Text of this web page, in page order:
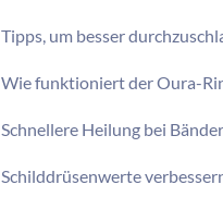
Tipps, um besser
Wie funktioniert der Oura-
Schnellere Heilung bei
Schilddrüsenwerte